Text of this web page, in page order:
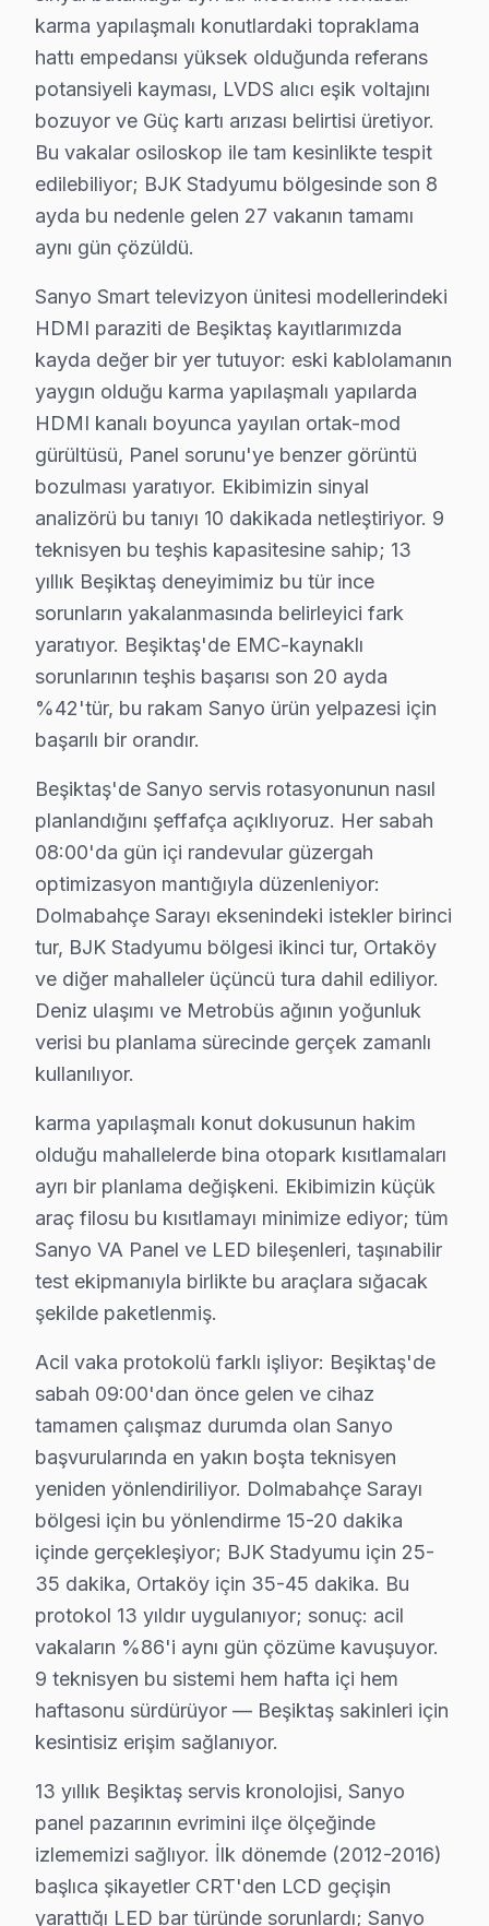
Dördüncü faktör — Parça temini: Stokta hazır söz
Beşiktaş Sanyo servis verisi, komşu ilçelerle
Arıza profili karşılaştırmasında ise durum farklı:
Çözüm hızı karşılaştırmasında Beşiktaş iyi bir
Beşiktaş'deki Sanyo müşteri yolculuğunu dört kritik
İkinci temas — İlk iletişim: Telefon veya mesaj yoluyla
Üçüncü temas — Saha müdahalesi: Dolmabahçe
Beşiktaş'deki müşteri güvenini soyut vaatler yerine
Bu tür vakalar Beşiktaş'de aylık 50 başvurunun
Beşiktaş'de 13 yıllık güven ilişkisi, bu tür dürüst
Beşiktaş'deki bu marka teknik servis deneyimi,
bu TV VA Panel sürücü katmanında LVDS sinyal
Sanyo Smart televizyon ünitesi modellerindeki HDMI
Beşiktaş'de Sanyo servis rotasyonunun nasıl
karma yapılaşmalı konut dokusunun hakim olduğu
Acil vaka protokolü farklı işliyor: Beşiktaş'de sabah
13 yıllık Beşiktaş servis kronolojisi, bu marka panel
Orta dönemde (2017-2022) Sanyo VA Panel LED
Son dönemde (2023-bugün) Sanyo LED ve OLED/
Beşiktaş'da Sanyo Acil Teknik Destek –
TV arızası beklemez — biz de bekletmeyiz.
Hızlı müdahale garantimiz:
• Ortalama 1-2 saat içinde Beşiktaş adresinize ulaşırız
• Beşiktaş stoğumuzda hazır yedek parça ile tek
• Beşiktaş genelinde hafta sonu ve tatil günlerinde
• Online randevu ve SMS bilgilendirme
• Beşiktaş çoklu randevu çakışmasında alternatif
Gün içinde Beşiktaş'da Sanyo servis randevusu
Sanyo TV Periyodik Bakımı – Beşiktaş
Sanyo televizyon ünitesi'nizin uzun yıllar sorunsuz
Bakım kapsamımız:
• Beşiktaş'de iç temizlik ve soğutma verimliliği artırımı
• LED şerit ve backlight yoğunluğu kontrolü —
• Beşiktaş'de anakart SMD komponent incelemesi
• Yazılım ve güncelleme durumu değerlendirmesi —
Beşiktaş'da düzenli bakım yaptıran müşterilerimizde
Sanyo Televizyon Kullanım Kılavuzu –
Televizyonunuzun ömrünü kısaltan alışkanlıklardan
Teknisyen önerileri:
• Beşiktaş'de UPS veya gerilim regülatörü ile ani
• Beşiktaş'de arka havalandırma boşluğunu mobilya
• Yüksek nem ortamlarında Beşiktaş'de LED TV'yi
• Beşiktaş'de HDMI kablolarını çekip takmadan önce
• Beşiktaş'de Smart televizyon paneli uygulamalarını
• Beşiktaş'de ekran temizliği için yalnızca kuru ya da
Beşiktaş'da düzenli bakım ve doğru kullanım ile
Beşiktaş'da Sanyo Servis Güvencesi – İşçilik
Sanyo TV Servis Garanti Belgesi – Yazılı ve İmzalı Güvence
Beşiktaş'de Sanyo servis hizmetlerimizde
Beşiktaş garanti kapsamımız — Beşiktaş servisimizde
karma yapılaşmalı konutlardaki topraklama
hattı empedansı yüksek olduğunda referans
potansiyeli kayması, LVDS alıcı eşik voltajını
bozuyor ve Güç kartı arızası belirtisi üretiyor.
Bu vakalar osiloskop ile tam kesinlikte tespit
edilebiliyor; BJK Stadyumu bölgesinde son 8
ayda bu nedenle gelen 27 vakanın tamamı
aynı gün çözüldü.
Sanyo Smart televizyon ünitesi modellerindeki
HDMI paraziti de Beşiktaş kayıtlarımızda
kayda değer bir yer tutuyor: eski kablolamanın
yaygın olduğu karma yapılaşmalı yapılarda
HDMI kanalı boyunca yayılan ortak-mod
gürültüsü, Panel sorunu'ye benzer görüntü
bozulması yaratıyor. Ekibimizin sinyal
analizörü bu tanıyı 10 dakikada netleştiriyor. 9
teknisyen bu teşhis kapasitesine sahip; 13
yıllık Beşiktaş deneyimimiz bu tür ince
sorunların yakalanmasında belirleyici fark
yaratıyor. Beşiktaş'de EMC-kaynaklı
sorunlarının teşhis başarısı son 20 ayda
%42'tür, bu rakam Sanyo ürün yelpazesi için
başarılı bir orandır.
Beşiktaş'de Sanyo servis rotasyonunun nasıl
planlandığını şeffafça açıklıyoruz. Her sabah
08:00'da gün içi randevular güzergah
optimizasyon mantığıyla düzenleniyor:
Dolmabahçe Sarayı eksenindeki istekler birinci
tur, BJK Stadyumu bölgesi ikinci tur, Ortaköy
ve diğer mahalleler üçüncü tura dahil ediliyor.
Deniz ulaşımı ve Metrobüs ağının yoğunluk
verisi bu planlama sürecinde gerçek zamanlı
kullanılıyor.
karma yapılaşmalı konut dokusunun hakim
olduğu mahallelerde bina otopark kısıtlamaları
ayrı bir planlama değişkeni. Ekibimizin küçük
araç filosu bu kısıtlamayı minimize ediyor; tüm
Sanyo VA Panel ve LED bileşenleri, taşınabilir
test ekipmanıyla birlikte bu araçlara sığacak
şekilde paketlenmiş.
Acil vaka protokolü farklı işliyor: Beşiktaş'de
sabah 09:00'dan önce gelen ve cihaz
tamamen çalışmaz durumda olan Sanyo
başvurularında en yakın boşta teknisyen
yeniden yönlendiriliyor. Dolmabahçe Sarayı
bölgesi için bu yönlendirme 15-20 dakika
içinde gerçekleşiyor; BJK Stadyumu için 25-
35 dakika, Ortaköy için 35-45 dakika. Bu
protokol 13 yıldır uygulanıyor; sonuç: acil
vakaların %86'i aynı gün çözüme kavuşuyor.
9 teknisyen bu sistemi hem hafta içi hem
haftasonu sürdürüyor — Beşiktaş sakinleri için
kesintisiz erişim sağlanıyor.
13 yıllık Beşiktaş servis kronolojisi, Sanyo
panel pazarının evrimini ilçe ölçeğinde
izlememizi sağlıyor. İlk dönemde (2012-2016)
başlıca şikayetler CRT'den LCD geçişin
yarattığı LED bar türünde sorunlardı; Sanyo